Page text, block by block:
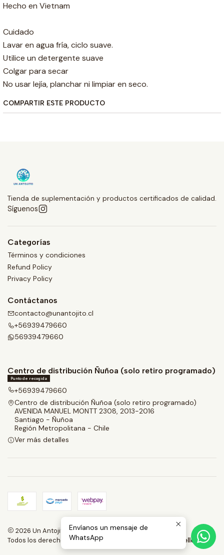
Hecho en Vietnam
Cuidado
Lavar en agua fría, ciclo suave.
Utilice un detergente suave
Colgar para secar
No usar lejía, planchar ni limpiar en seco.
COMPARTIR ESTE PRODUCTO
Tienda de suplementación y productos certificados de calidad.
Síguenos
Categorías
Términos y condiciones
Refund Policy
Privacy Policy
Contáctanos
contacto@unantojito.cl
+56939479660
56939479660
Centro de distribución Ñuñoa (solo retiro programado)
Punto de recogida
+56939479660
Centro de distribución Ñuñoa (solo retiro programado)
AVENIDA MANUEL MONTT 2308, 2013-2016
Santiago - Ñuñoa
Región Metropolitana - Chile
Ver más detalles
2026 Un Antojito.
Todos los derechos reservados.
Desarrollado por Jumpseller.
Envíanos un mensaje de
WhatsApp